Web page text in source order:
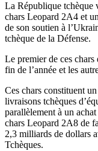
La République tchèque
chars Leopard 2A4 et
de son soutien à
tchèque de la Défense.
Le premier de ces
fin de l’année et les
Ces chars constituent
livraisons tchèques
parallèlement à un
chars Leopard 2A8 de
2,3 milliards de dollars
Tchèques.